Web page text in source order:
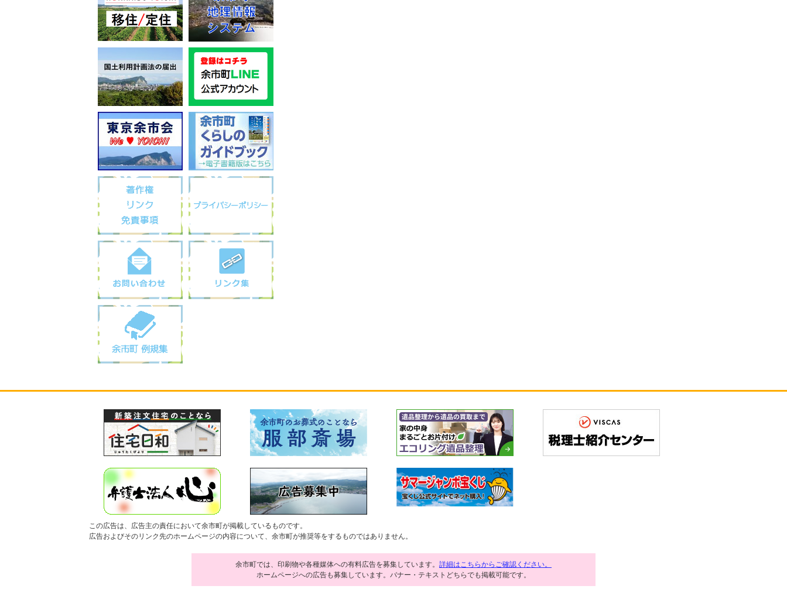
この広告は、広告主の責任において余市町が掲載しているものです。
広告およびそのリンク先のホームページの内容について、余市町が推奨等をするものではありません。
余市町では、印刷物や各種媒体への有料広告を募集しています。 詳細はこちらからご確認ください。
ホームページへの広告も募集しています。バナー・テキストどちらでも掲載可能です。